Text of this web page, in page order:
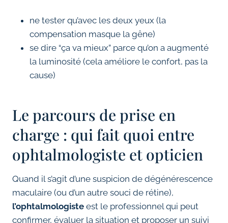
ne tester qu’avec les deux yeux (la
compensation masque la gêne)
se dire “ça va mieux” parce qu’on a augmenté
la luminosité (cela améliore le confort, pas la
cause)
Le parcours de prise en
charge : qui fait quoi entre
ophtalmologiste et opticien
Quand il s’agit d’une suspicion de dégénérescence
maculaire (ou d’un autre souci de rétine),
l’ophtalmologiste est le professionnel qui peut
confirmer, évaluer la situation et proposer un suivi